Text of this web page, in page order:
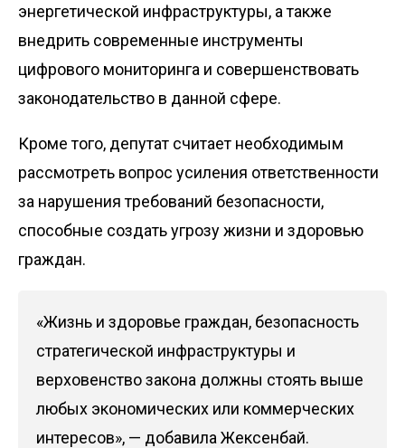
энергетической инфраструктуры, а также
внедрить современные инструменты
цифрового мониторинга и совершенствовать
законодательство в данной сфере.
Кроме того, депутат считает необходимым
рассмотреть вопрос усиления ответственности
за нарушения требований безопасности,
способные создать угрозу жизни и здоровью
граждан.
«Жизнь и здоровье граждан, безопасность
стратегической инфраструктуры и
верховенство закона должны стоять выше
любых экономических или коммерческих
интересов», — добавила Жексенбай.